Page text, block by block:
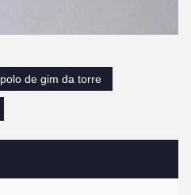
polo de gim da torre